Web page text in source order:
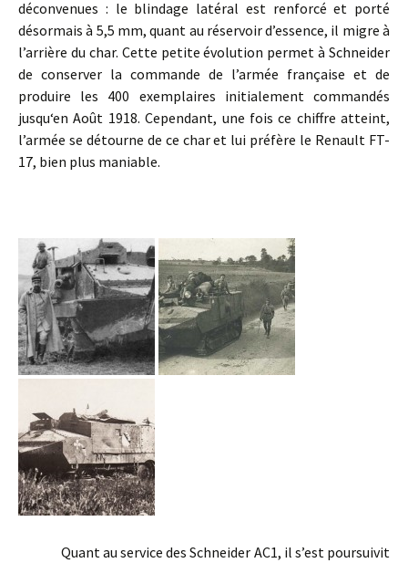
déconvenues : le blindage latéral est renforcé et porté
désormais à 5,5 mm, quant au réservoir d’essence, il migre à
l’arrière du char. Cette petite évolution permet à Schneider
de conserver la commande de l’armée française et de
produire les 400 exemplaires initialement commandés
jusqu‘en Août 1918. Cependant, une fois ce chiffre atteint,
l’armée se détourne de ce char et lui préfère le Renault FT-
17, bien plus maniable.
Quant au service des Schneider AC1, il s’est poursuivit